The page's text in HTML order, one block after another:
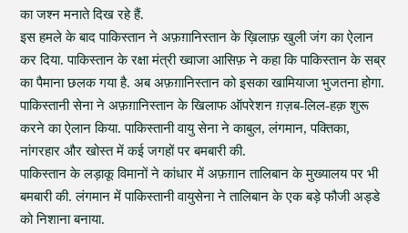
का जश्न मनाते दिख रहे हैं.
इस हमले के बाद पाकिस्तान ने अफ़ग़ानिस्तान के ख़िलाफ़ खुली जंग का ऐलान
कर दिया. पाकिस्तान के रक्षा मंत्री ख्वाजा आसिफ़ ने कहा कि पाकिस्तान के सब्र
का पैमाना छलक गया है. अब अफ़ग़ानिस्तान को इसका खामियाजा भुजतना होगा.
पाकिस्तानी सेना ने अफ़ग़ानिस्तान के खिलाफ ऑपरेशन ग़ज़ब-लिल-हक़ शुरू
करने का ऐलान किया. पाकिस्तानी वायु सेना ने काबुल, लंगमान, पक्तिका,
नांगरहार और खोस्त में कई जगहों पर बमबारी की.
पाकिस्तान के लड़ाकू विमानों ने कांधार में अफ़ग़ान तालिबान के मुख्यालय पर भी
बमबारी की. लंगमान में पाकिस्तानी वायुसेना ने तालिबान के एक बड़े फौजी अड्डे
को निशाना बनाया.